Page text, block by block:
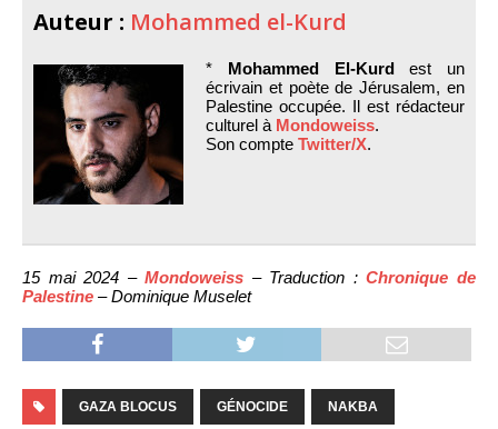
Auteur : Mohammed el-Kurd
* Mohammed El-Kurdest un
écrivain et poète de Jérusalem, en
Palestine occupée. Il est rédacteur
culturel à Mondoweiss.
Son compte Twitter/X.
15 mai 2024 –Mondoweiss – Traduction :Chronique de
Palestine – Dominique Muselet
GAZA BLOCUS GÉNOCIDE NAKBA